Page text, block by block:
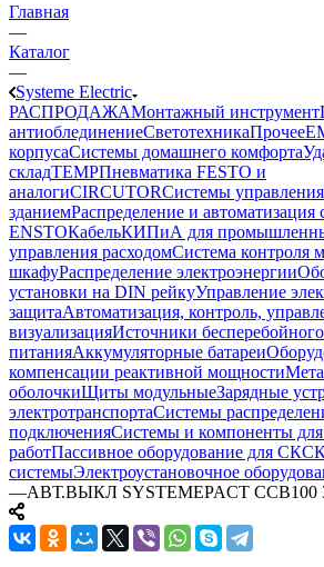
Главная
—
Каталог
—
Systeme Electric
РАСПРОДАЖАМонтажный инструмент
антиоблединениеСветотехникаПрочее
корпусаСистемы домашнего комфорта
складTEMPПневматика FESTO и
аналогиCIRCUTORСистемы управления
зданиемРаспределение и автоматизация
ENSTOКабельКИПиА для
управления расходомСистема контроля
шкафуРаспределение электроэнергии
установки на DIN рейкуУправление
защитаАвтоматизация, контроль,
визуализацияИсточники бесперебойного
питанияАккумуляторные батареи
компенсации реактивной мощности
оболочкиЩиты модульныеЗарядные
электротранспортаСистемы
подключенияСистемы и компоненты
работПассивное оборудование для СКС
системыЭлектроустановочное
—АВТ.ВЫКЛ SYSTEMEPACT CCB100